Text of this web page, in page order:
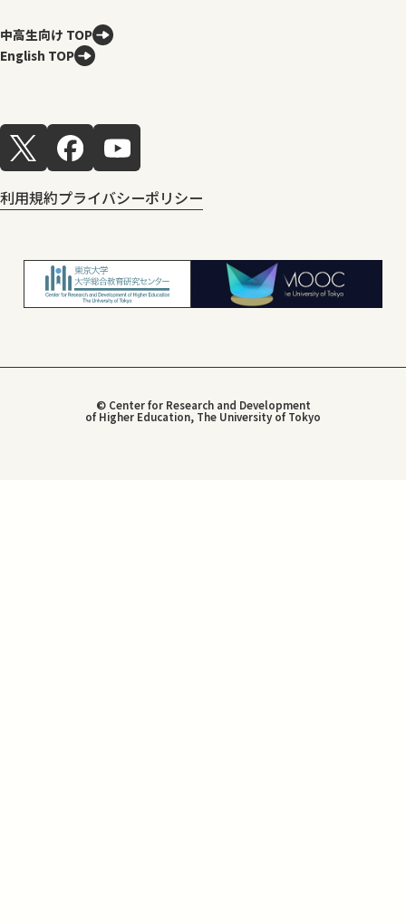
中高生向け TOP
English TOP
利用規約プライバシーポリシー
© Center for Research and Development
of Higher Education, The University of Tokyo